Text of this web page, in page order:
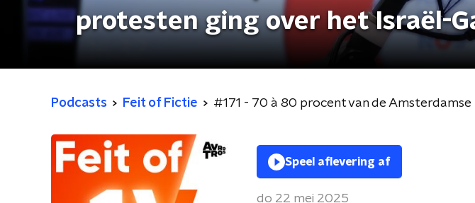
protesten ging over het Israël-
Podcasts Feit of Fictie #171 - 70 à 80 procent van de
Speel aflevering af
do 22 mei 2025